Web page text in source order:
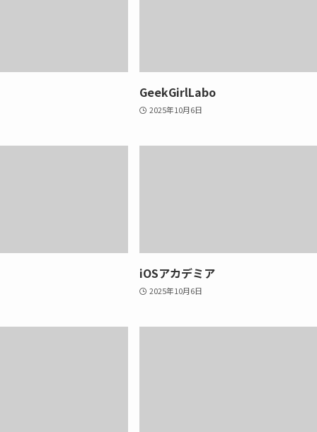
GeekGirlLabo
2025年10月6日
iOSアカデミア
2025年10月6日